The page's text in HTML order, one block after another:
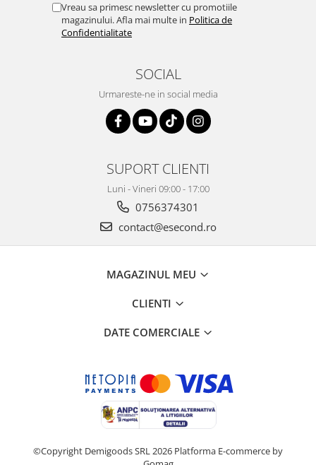
Vreau sa primesc newsletter cu promotiile
magazinului. Afla mai multe in Politica de
Confidentialitate
SOCIAL
Urmareste-ne in social media
SUPORT CLIENTI
Luni - Vineri 09:00 - 17:00
0756374301
contact@esecond.ro
MAGAZINUL MEU
CLIENTI
DATE COMERCIALE
©Copyright Demigoods SRL 2026 Platforma E-commerce by